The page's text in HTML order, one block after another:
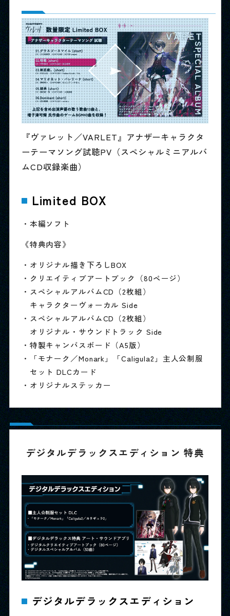
『ヴァレット／VARLET』アナザーキャラクタ
ーテーマソング試聴PV（スペシャルミニアルバ
ムCD収録楽曲）
Limited BOX
・本編ソフト
《特典内容》
・オリジナル描き下ろしBOX
・クリエイティブアートブック（80ページ）
・スペシャルアルバムCD（2枚組）
キャラクターヴォーカル Side
・スペシャルアルバムCD（2枚組）
オリジナル・サウンドトラック Side
・特製キャンバスボード（A5版）
・「モナーク／Monark」「Caligula2」主人公制服
セット DLCカード
・オリジナルステッカー
デジタルデラックスエディション 特典
デジタルデラックスエディション